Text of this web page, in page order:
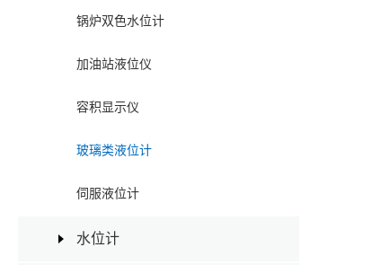
锅炉双色水位计
加油站液位仪
容积显示仪
玻璃类液位计
伺服液位计
水位计